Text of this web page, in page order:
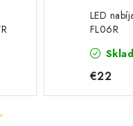
LED
FL06R
€22